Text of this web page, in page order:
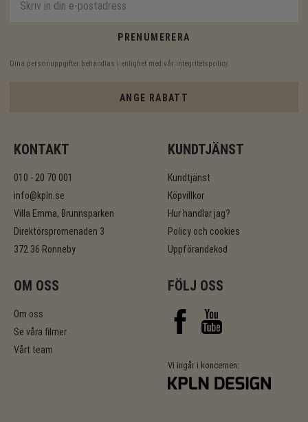
PRENUMERERA
Dina personuppgifter behandlas i enlighet med vår integritetspolicy
ANGE RABATT
KONTAKT
010 - 20 70 001
info@kpln.se
Villa Emma, Brunnsparken
Direktörspromenaden 3
372 36 Ronneby
KUNDTJÄNST
Kundtjänst
Köpvillkor
Hur handlar jag?
Policy och cookies
Uppförandekod
OM OSS
Om oss
Se våra filmer
Vårt team
FÖLJ OSS
Vi ingår i koncernen: